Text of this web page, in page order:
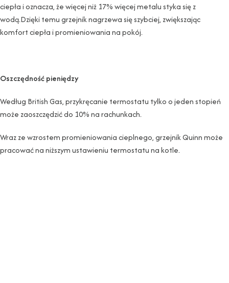
ciepła i oznacza, że ​​więcej niż 17% więcej metalu styka się z
wodą.Dzięki temu grzejnik nagrzewa się szybciej, zwiększając
komfort ciepła i promieniowania na pokój.
Oszczędność pieniędzy
Według British Gas, przykręcanie termostatu tylko o jeden stopień
może zaoszczędzić do 10% na rachunkach.
Wraz ze wzrostem promieniowania cieplnego, grzejnik Quinn może
pracować na niższym ustawieniu termostatu na kotle.